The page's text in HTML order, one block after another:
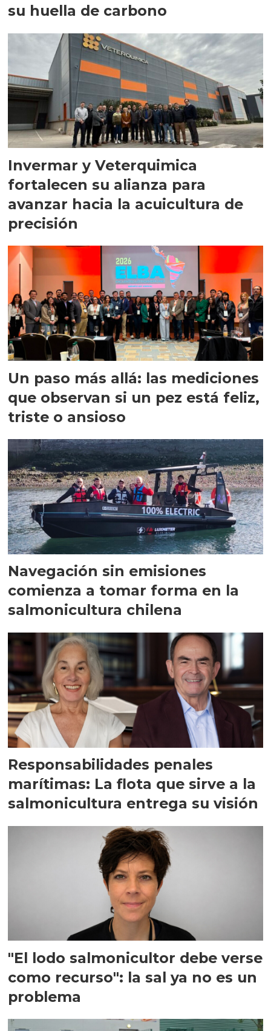
su huella de carbono
Invermar y Veterquimica
fortalecen su alianza para
avanzar hacia la acuicultura de
precisión
Un paso más allá: las mediciones
que observan si un pez está feliz,
triste o ansioso
Navegación sin emisiones
comienza a tomar forma en la
salmonicultura chilena
Responsabilidades penales
marítimas: La flota que sirve a la
salmonicultura entrega su visión
"El lodo salmonicultor debe verse
como recurso": la sal ya no es un
problema